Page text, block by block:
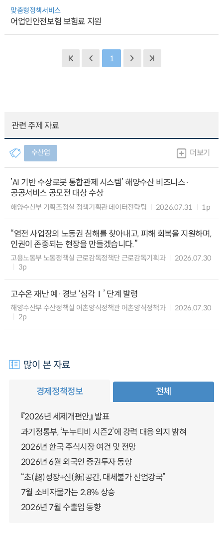
맞춤형정책서비스
어업인안전보험 보험료 지원
1
관련 주제 자료
수산업 더보기
’AI 기반 수상로봇 통합관제 시스템’ 해양수산 비즈니스·
공공서비스 공모전 대상 수상
해양수산부 기획조정실 정책기획관 데이터전략팀 2026.07.31 1p
“염전 사업장의 노동권 침해를 찾아내고, 피해 회복을 지원하며,
인권이 존중되는 현장을 만들겠습니다.”
고용노동부 노동정책실 근로감독정책단 근로감독기획과
2026.07.30
3p
고수온 재난 예·경보 ‘심각Ⅰ’ 단계 발령
해양수산부 수산정책실 어촌양식정책관 어촌양식정책과
2026.07.30
2p
많이 본 자료
경제정책정보 전체
『2026년 세제개편안』 발표
과기정통부, ‘누누티비 시즌2’에 강력 대응 의지 밝혀
2026년 한국 주식시장 여건 및 전망
2026년 6월 외국인 증권투자 동향
“초(超)성장+신(新)공간, 대체불가 산업강국”
7월 소비자물가는 2.8% 상승
2026년 7월 수출입 동향